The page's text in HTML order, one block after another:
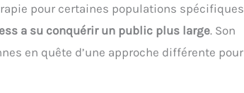
to transport. The high
quality and durable
material guarantee a long
life. MATERIAL: 100% EVA
pour certaines populations spécifiques
a su conquérir un public plus large. Son
en quête d’une approche différente pour